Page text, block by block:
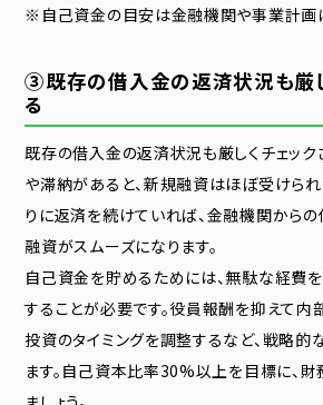
※自己資金の目安は金融機関や事業計画
③既存の借入金の返済状況も厳
る
既存の借入金の返済状況も厳しくチェック
や滞納があると、新規融資はほぼ受けられ
りに返済を続けていれば、金融機関からの
融資がスムーズになります。
自己資金を貯めるためには、無駄な経費
することが必要です。役員報酬を抑えて内
投資のタイミングを調整するなど、戦略
ます。自己資本比率30%以上を目標に、